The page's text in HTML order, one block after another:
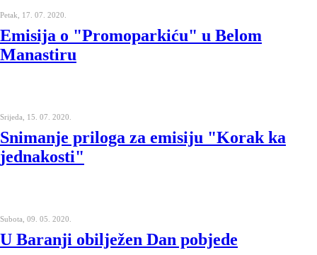
Petak, 17. 07. 2020.
Emisija o "Promoparkiću" u Belom
Manastiru
Srijeda, 15. 07. 2020.
Snimanje priloga za emisiju "Korak ka
jednakosti"
Subota, 09. 05. 2020.
U Baranji obilježen Dan pobjede